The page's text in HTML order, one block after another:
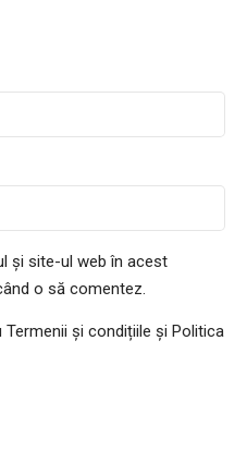
și site-ul web în acest
o să comentez.
și condițiile și Politica